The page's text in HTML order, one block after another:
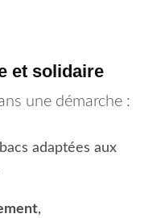
et solidaire
une démarche :
adaptées aux
,